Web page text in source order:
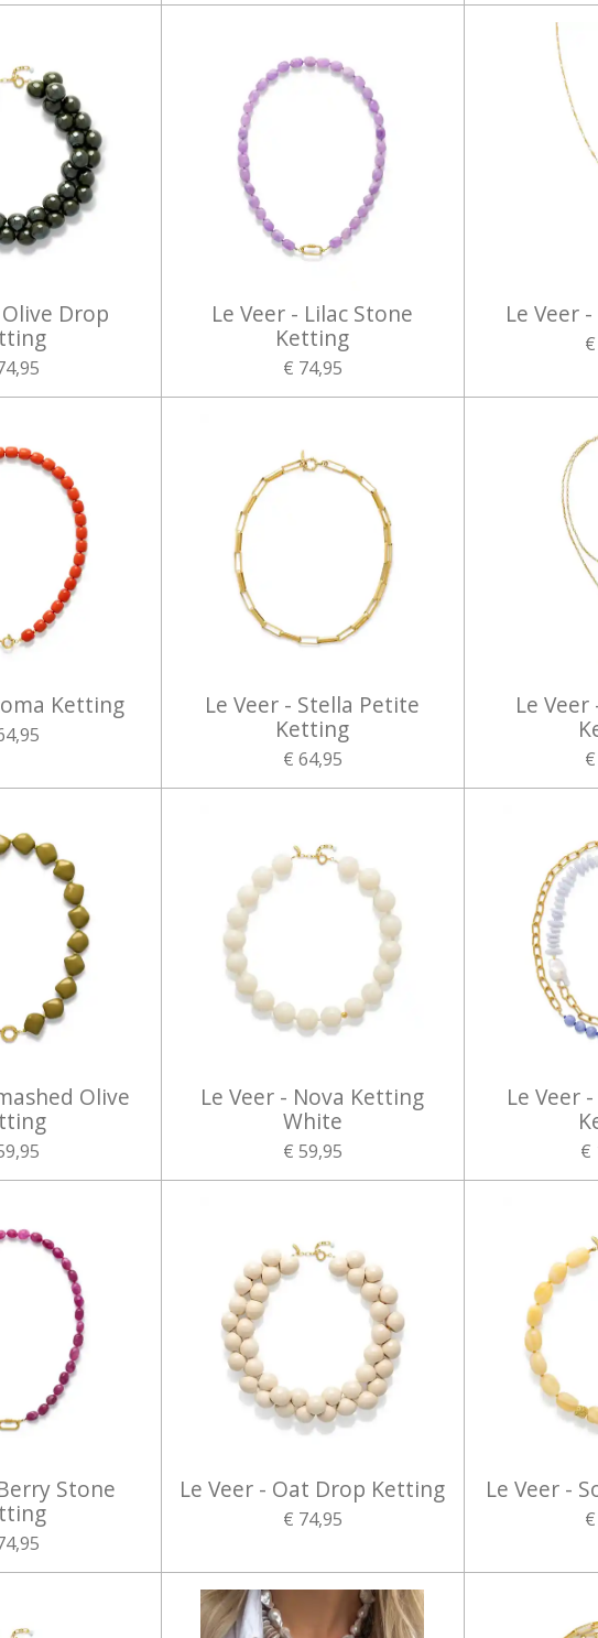
Drop
Le Veer - Lilac Stone
Ketting
€ 74,95
Le Veer
Ketting
Le Veer - Stella Petite
Ketting
€ 64,95
Le
Olive
Le Veer - Nova Ketting
White
€ 59,95
Le Veer
€
Stone
Le Veer - Oat Drop Ketting
€ 74,95
Le Veer -